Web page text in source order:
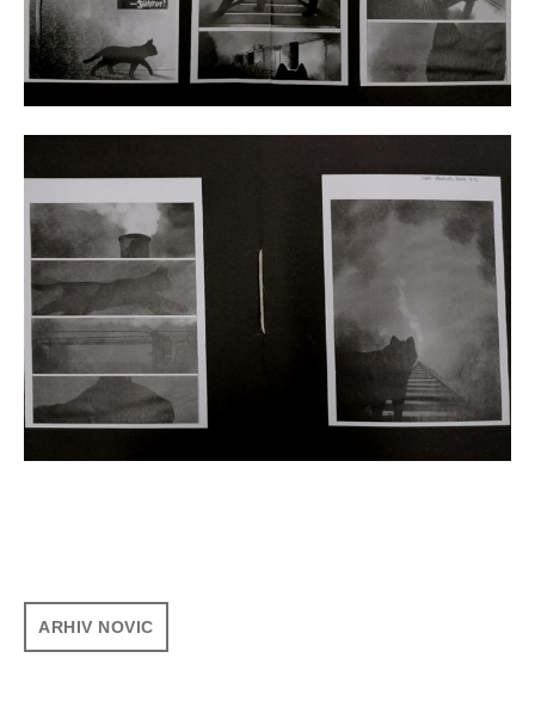
ARHIV NOVIC